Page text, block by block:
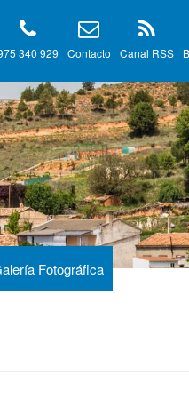
Canal RSS
Contacto
340 929
Fotográfica